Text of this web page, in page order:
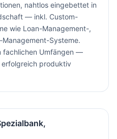
nahtlos eingebettet in
— inkl. Custom-
wie Loan-Management-,
Systeme.
fachlichen Umfängen —
produktiv